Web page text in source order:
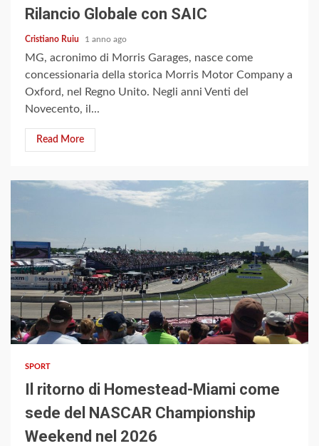
Rilancio Globale con SAIC
Cristiano Ruiu 1 anno ago
MG, acronimo di Morris Garages, nasce come
concessionaria della storica Morris Motor Company a
Oxford, nel Regno Unito. Negli anni Venti del
Novecento, il...
Read More
3 min read
SPORT
Il ritorno di Homestead-Miami come
sede del NASCAR Championship
Weekend nel 2026